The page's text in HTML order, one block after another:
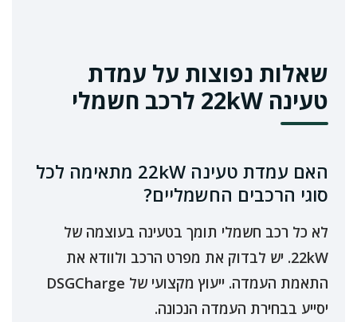
שאלות נפוצות על עמדת
טעינה 22kW לרכב חשמלי
האם עמדת טעינה 22kW מתאימה לכל
סוגי הרכבים החשמליים?
לא כל רכב חשמלי תומך בטעינה בעוצמה של
22kW. יש לבדוק את מפרט הרכב ולוודא את
התאמת העמדה. ייעוץ מקצועי של DSGCharge
יסייע בבחירת העמדה הנכונה.